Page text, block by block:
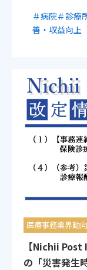
＃病院＃診療
善・収益向上
医療事務業界動
【Nichii
の「災害発生